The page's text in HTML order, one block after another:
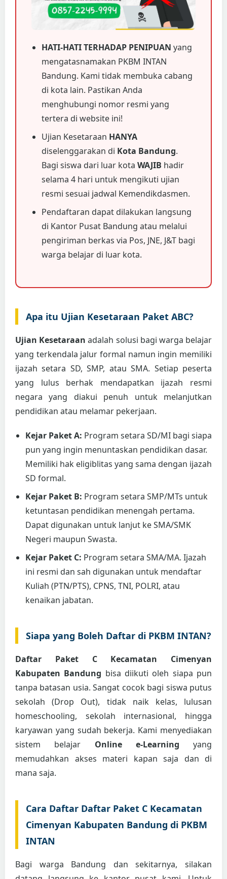
HATI-HATI TERHADAP PENIPUAN yang
mengatasnamakan PKBM INTAN
Bandung. Kami tidak membuka cabang
di kota lain. Pastikan Anda
menghubungi nomor resmi yang
tertera di website ini!
Ujian Kesetaraan HANYA
diselenggarakan di Kota Bandung.
Bagi siswa dari luar kota WAJIB hadir
selama 4 hari untuk mengikuti ujian
resmi sesuai jadwal Kemendikdasmen.
Pendaftaran dapat dilakukan langsung
di Kantor Pusat Bandung atau melalui
pengiriman berkas via Pos, JNE, J&T bagi
warga belajar di luar kota.
Apa itu Ujian Kesetaraan Paket ABC?
Ujian Kesetaraan adalah solusi bagi warga belajar
yang terkendala jalur formal namun ingin memiliki
ijazah setara SD, SMP, atau SMA. Setiap peserta
yang lulus berhak mendapatkan ijazah resmi
negara yang diakui penuh untuk melanjutkan
pendidikan atau melamar pekerjaan.
Kejar Paket A: Program setara SD/MI bagi siapa
pun yang ingin menuntaskan pendidikan dasar.
Memiliki hak eligiblitas yang sama dengan ijazah
SD formal.
Kejar Paket B: Program setara SMP/MTs untuk
ketuntasan pendidikan menengah pertama.
Dapat digunakan untuk lanjut ke SMA/SMK
Negeri maupun Swasta.
Kejar Paket C: Program setara SMA/MA. Ijazah
ini resmi dan sah digunakan untuk mendaftar
Kuliah (PTN/PTS), CPNS, TNI, POLRI, atau
kenaikan jabatan.
Siapa yang Boleh Daftar di PKBM INTAN?
Daftar Paket C Kecamatan Cimenyan
Kabupaten Bandung bisa diikuti oleh siapa pun
tanpa batasan usia. Sangat cocok bagi siswa putus
sekolah (Drop Out), tidak naik kelas, lulusan
homeschooling, sekolah internasional, hingga
karyawan yang sudah bekerja. Kami menyediakan
sistem belajar Online e-Learning yang
memudahkan akses materi kapan saja dan di
mana saja.
Cara Daftar Daftar Paket C Kecamatan
Cimenyan Kabupaten Bandung di PKBM
INTAN
Bagi warga Bandung dan sekitarnya, silakan